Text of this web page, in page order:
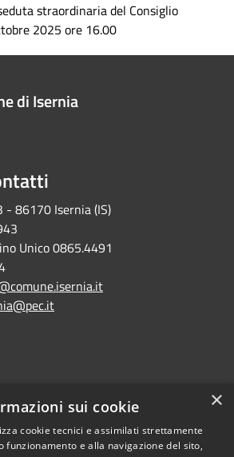
straordinaria del Consiglio
2025 ore 16.00
di Isernia
- 86170 Isernia (IS)
Unico 0865.4491
Copyright © 2026 • Comune di
×
sui cookie
cookie tecnici e assimilati strettamente
funzionamento e alla navigazione del sito,